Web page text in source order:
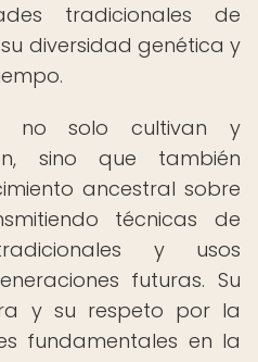
tradicionales de
diversidad genética y
no solo cultivan y
sino que también
ancestral sobre
técnicas de
y usos
futuras. Su
y su respeto por la
fundamentales en la